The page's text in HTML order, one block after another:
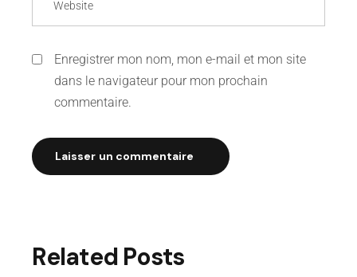
Enregistrer mon nom, mon e-mail et mon site
dans le navigateur pour mon prochain
commentaire.
Laisser un commentaire
Related Posts